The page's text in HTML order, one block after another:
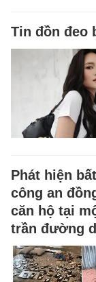
Tin đồn đeo
Phát hiện
công an
căn hộ tại
trần đường